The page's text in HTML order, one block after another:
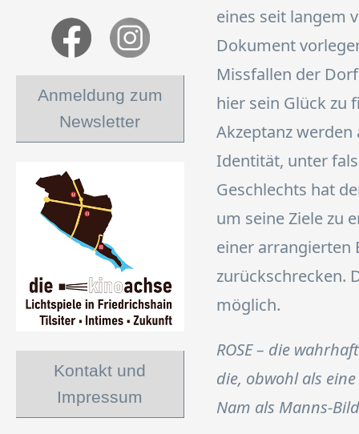
eines seit langem
Dokument
Missfallen der
hier sein Glück zu
Akzeptanz
Identität, unter
Geschlechts hat
um seine Ziele zu
einer arrangierten
zurückschrecken.
möglich.
ROSE – die
die, obwohl als
Nam als Manns-
Anmeldung zum
Newsletter
Kontakt und
Impressum